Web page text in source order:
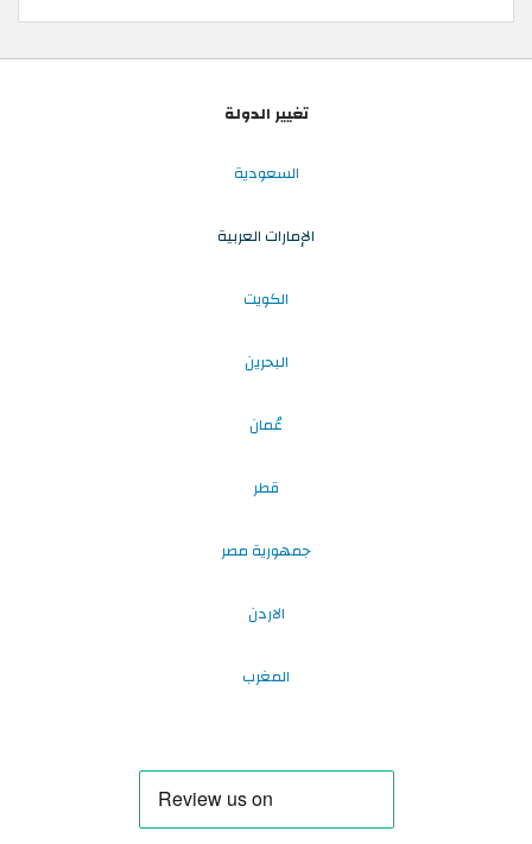
تغيير الدولة
السعودية
الإمارات العربية
الكويت
البحرين
عُمان
قطر
جمهورية مصر
الاردن
المغرب